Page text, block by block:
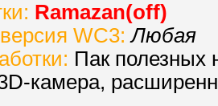
Ramazan(off)
WC3: Любая
Пак полезных
камера,